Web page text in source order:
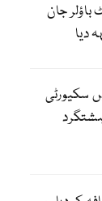
فاسٹ باؤلر جان
دیا
سکیورٹی
کارروائیاں ، 10دہشتگرد